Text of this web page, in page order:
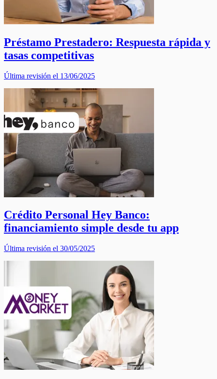
Préstamo Prestadero: Respuesta rápida y
tasas competitivas
Última revisión el 13/06/2025
Crédito Personal Hey Banco:
financiamiento simple desde tu app
Última revisión el 30/05/2025